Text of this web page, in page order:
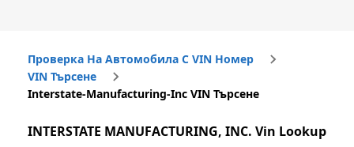
Проверка На Автомобила С VIN Номер
VIN Търсене
Interstate-Manufacturing-Inc VIN Търсене
INTERSTATE MANUFACTURING, INC. Vin Lookup